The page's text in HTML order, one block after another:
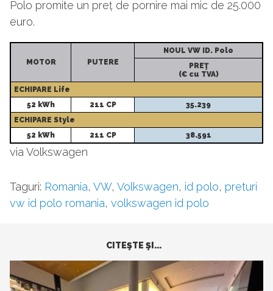
Polo promite un preț de pornire mai mic de 25.000
euro.
MOTOR PUTERE
NOUL VW ID. Polo
PREŢ
(€ cu TVA)
ECHIPARE Life
52 kWh
211 CP
35.239
ECHIPARE Style
52 kWh
211 CP 38.591
via Volkswagen
Taguri: Romania, VW, Volkswagen, id polo, preturi
vw id polo romania, volkswagen id polo
CITEŞTE ŞI...